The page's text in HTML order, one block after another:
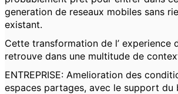
generation de reseaux mobiles sans
existant.
Cette transformation de l’ experience
retrouve dans une multitude de
ENTREPRISE: Amelioration des
espaces partages, avec le support du